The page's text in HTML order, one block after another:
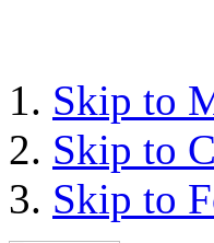
Skip to
Skip to
Skip to